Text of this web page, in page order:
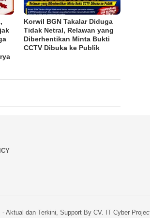
Korwil BGN Takalar Diduga
Tidak Netral, Relawan yang
Diberhentikan Minta Bukti
CCTV Dibuka ke Publik
Aktual dan Terkini, Support By CV. IT Cyber